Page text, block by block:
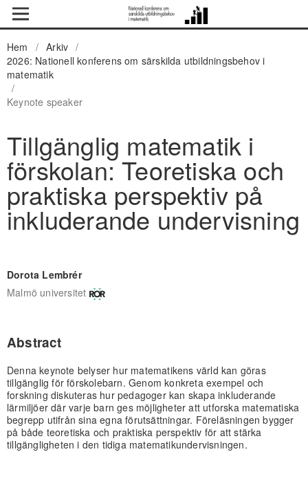
Hem / Arkiv /
2026: Nationell konferens om särskilda utbildningsbehov i
matematik
/
Keynote speaker
Tillgänglig matematik i
förskolan: Teoretiska och
praktiska perspektiv på
inkluderande undervisning
Dorota Lembrér
Malmö universitet
Abstract
Denna keynote belyser hur matematikens värld kan göras
tillgänglig för förskolebarn. Genom konkreta exempel och
forskning diskuteras hur pedagoger kan skapa inkluderande
lärmiljöer där varje barn ges möjligheter att utforska matematiska
begrepp utifrån sina egna förutsättningar. Föreläsningen bygger
på både teoretiska och praktiska perspektiv för att stärka
tillgängligheten i den tidiga matematikundervisningen.